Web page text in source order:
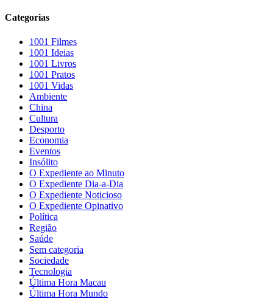
Categorias
1001 Filmes
1001 Ideias
1001 Livros
1001 Pratos
1001 Vidas
Ambiente
China
Cultura
Desporto
Economia
Eventos
Insólito
O Expediente ao Minuto
O Expediente Dia-a-Dia
O Expediente Noticioso
O Expediente Opinativo
Política
Região
Saúde
Sem categoria
Sociedade
Tecnologia
Última Hora Macau
Última Hora Mundo